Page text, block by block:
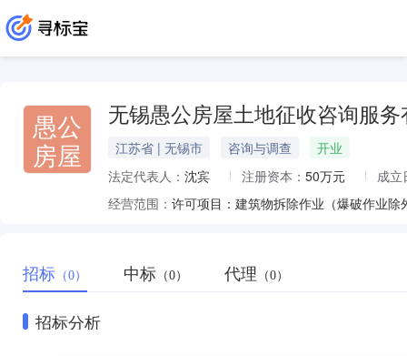
愚公
房屋
无锡愚公房屋土地征收咨询服务
江苏省 | 无锡市 咨询与调查
开业
法定代表人： 沈宾 注册资本： 50万元
成立
经营范围：
招标 （0） 中标 （0） 代理 （0）
招标分析